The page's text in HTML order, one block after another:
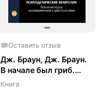
Оставить отзыв
Дж. Браун, Дж. Браун.
В начале был гриб.
Психоделические
Книга